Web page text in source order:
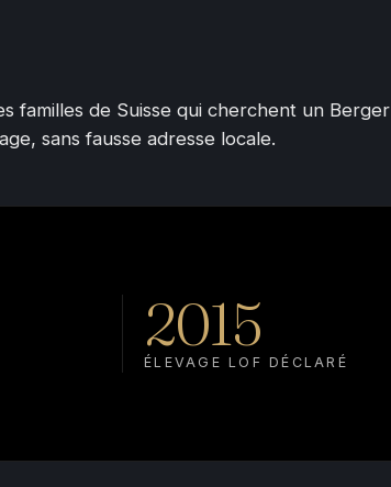
familles de Suisse qui cherchent un Berger
sans fausse adresse locale.
2015
ÉLEVAGE LOF DÉCLARÉ